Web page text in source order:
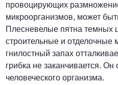
провоцирующих
микроорганизмов, может
Плесневелые пятна темных
строительные и отделочные
гнилостный запах
грибка не заканчивается.
человеческого организма.